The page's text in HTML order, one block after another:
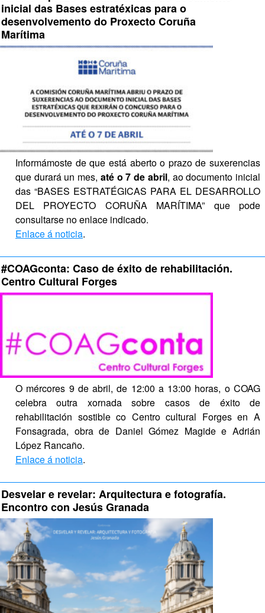
inicial das Bases estratéxicas para o
desenvolvemento do Proxecto Coruña
Marítima
Informámoste de que está aberto o prazo de suxerencias
que durará un mes, até o 7 de abril, ao documento inicial
das “BASES ESTRATÉGICAS PARA EL DESARROLLO
DEL PROYECTO CORUÑA MARÍTIMA” que pode
consultarse no enlace indicado.
Enlace á noticia.
#COAGconta: Caso de éxito de rehabilitación.
Centro Cultural Forges
O mércores 9 de abril, de 12:00 a 13:00 horas, o COAG
celebra outra xornada sobre casos de éxito de
rehabilitación sostible co Centro cultural Forges en A
Fonsagrada, obra de Daniel Gómez Magide e Adrián
López Rancaño.
Enlace á noticia.
Desvelar e revelar: Arquitectura e fotografía.
Encontro con Jesús Granada